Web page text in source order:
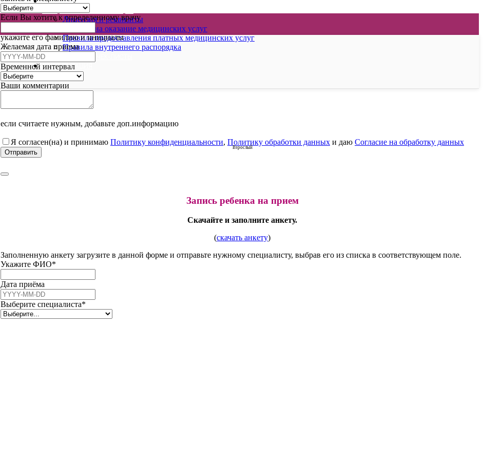
ОФИЦИАЛЬНАЯ ИНФОРМАЦИЯ
Лицензия и реквизиты
Договор на оказание медицинских услуг
Правила предоставления платных медицинских услуг
Правила внутреннего распорядка
КАЛЬКУЛЯТОРЫ И ЧЕК-ЛИСТЫ
ДОКУМЕНТАЦИЯ
Если Вы хотите к определенному врачу
укажите его фамилию и инициалы
Желаемая дата приема
Временной интервал
Ваши комментарии
если считаете нужным, добавьте доп.информацию
Email*
Я согласен(на) и принимаю Политику конфиденциальности, Политику обработки данных и даю Согласие на обработку данных
Отправить
Взрослый
Запись ребенка на прием
Скачайте и заполните анкету.
(скачать анкету)
Заполненную анкету загрузите в данной форме и отправьте нужному специалисту, выбрав его из списка в соответствующем поле.
Укажите ФИО*
Дата приёма
Выберите специалиста*